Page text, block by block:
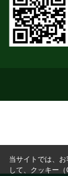
当サイトでは、
して、クッキー